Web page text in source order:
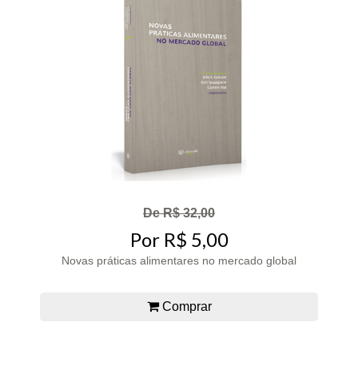
De R$ 32,00
Por R$ 5,00
Novas práticas alimentares no mercado global
Comprar